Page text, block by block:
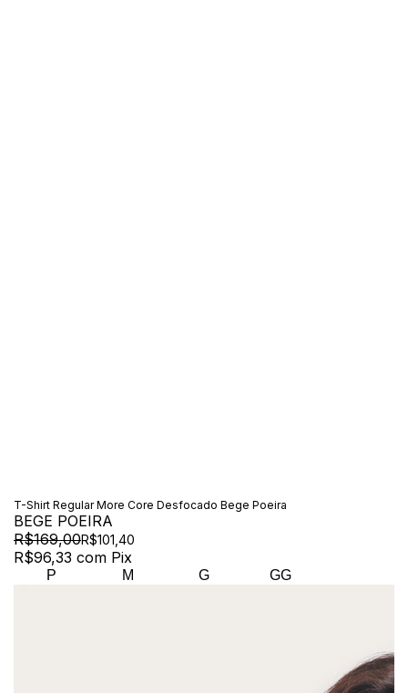
T-Shirt Regular More Core Desfocado Bege Poeira
BEGE POEIRA
R$169,00R$101,40
R$96,33 com Pix
P M G GG